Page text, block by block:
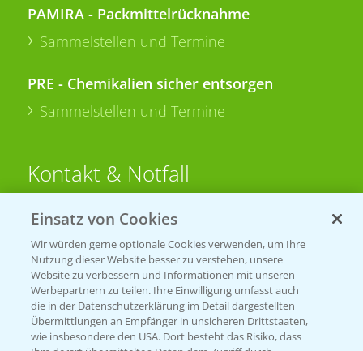
PAMIRA - Packmittelrücknahme
Sammelstellen und Termine
PRE - Chemikalien sicher entsorgen
Sammelstellen und Termine
Kontakt & Notfall
Beratung auf WhatsApp
T.+49 (0)174 346 564 1
KONTAKT
Hilfe in Notfällen
Einsatz von Cookies
Wir würden gerne optionale Cookies verwenden, um Ihre
Nutzung dieser Website besser zu verstehen, unsere
Website zu verbessern und Informationen mit unseren
Werbepartnern zu teilen. Ihre Einwilligung umfasst auch
die in der Datenschutzerklärung im Detail dargestellten
Übermittlungen an Empfänger in unsicheren Drittstaaten,
wie insbesondere den USA. Dort besteht das Risiko, dass